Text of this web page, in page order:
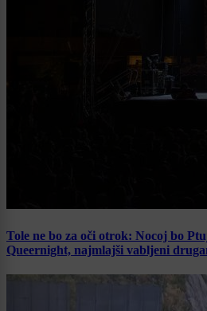
Tole ne bo za oči otrok: Nocoj bo
Queernight, najmlajši vabljeni